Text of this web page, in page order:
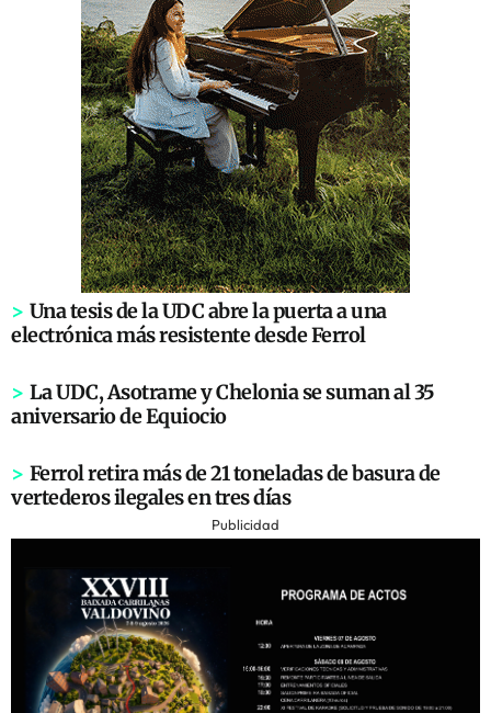
> Una tesis de la UDC abre la puerta a una
electrónica más resistente desde Ferrol
> La UDC, Asotrame y Chelonia se suman al 35
aniversario de Equiocio
> Ferrol retira más de 21 toneladas de basura de
vertederos ilegales en tres días
Publicidad